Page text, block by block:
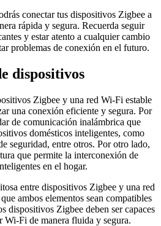
conectar tus dispositivos Zigbee a
rápida y segura. Recuerda seguir
y estar atento a cualquier cambio
problemas de conexión en el futuro.
dispositivos
Zigbee y una red Wi-Fi estable
una conexión eficiente y segura. Por
de comunicación inalámbrica que
domésticos inteligentes, como
seguridad, entre otros. Por otro lado,
que permite la interconexión de
en el hogar.
entre dispositivos Zigbee y una red
ambos elementos sean compatibles
dispositivos Zigbee deben ser capaces
Wi-Fi de manera fluida y segura.